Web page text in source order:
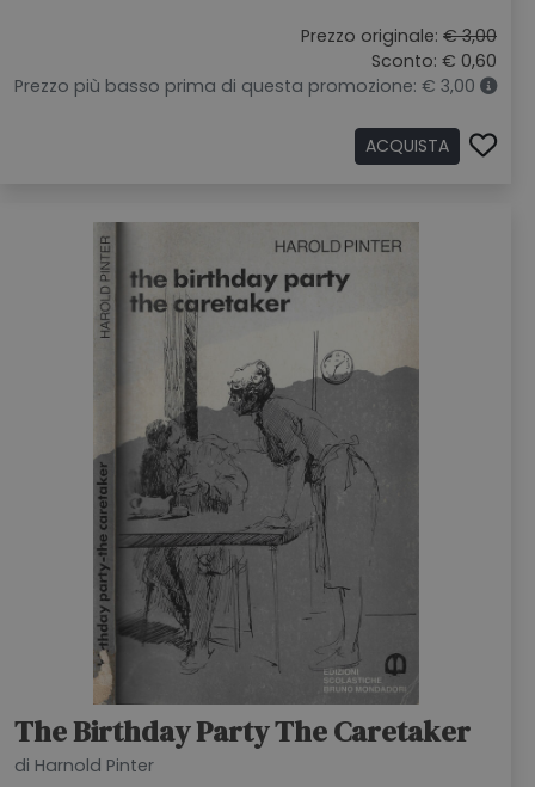
Prezzo originale: € 3,00
Sconto: € 0,60
Prezzo più basso prima di questa promozione: € 3,00
ACQUISTA
The Birthday Party The Caretaker
di Harnold Pinter